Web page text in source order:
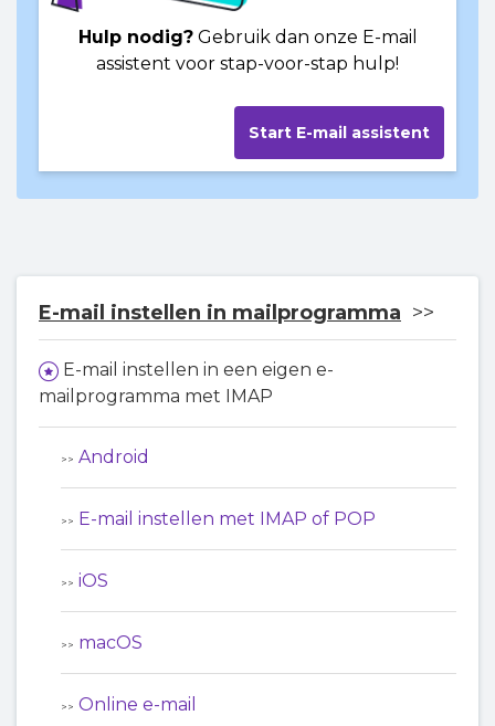
Hulp nodig?Gebruik dan onze E-mail
assistent voor stap-voor-stap hulp!
Start E-mail assistent
E-mail instellen in mailprogramma
E-mail instellen in een eigen e-
mailprogramma met IMAP
Android
E-mail instellen met IMAP of POP
iOS
macOS
Online e-mail